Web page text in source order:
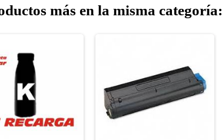
más en la misma categoría: